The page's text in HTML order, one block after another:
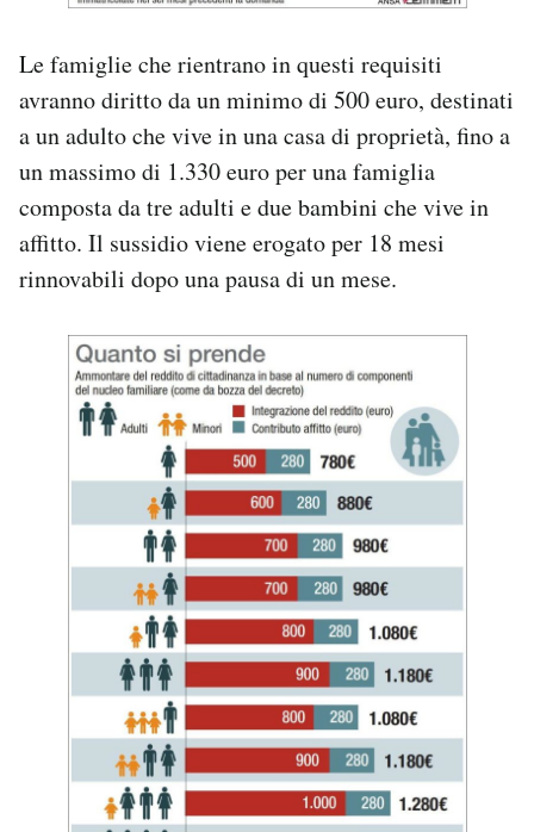
Le famiglie che rientrano in questi requisiti
avranno diritto da un minimo di 500 euro, destinati
a un adulto che vive in una casa di proprietà, fino a
un massimo di 1.330 euro per una famiglia
composta da tre adulti e due bambini che vive in
affitto. Il sussidio viene erogato per 18 mesi
rinnovabili dopo una pausa di un mese.